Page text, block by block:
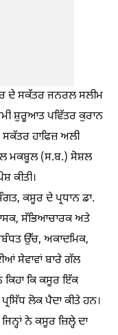
ਦੇ ਸਕੱਤਰ ਜਨਰਲ ਸਲੀਮ
ਸ਼ੁਰੂਆਤ ਪਵਿੱਤਰ ਕੁਰਾਨ
ਹਾਫਿਜ਼ ਅਲੀ
ਮਕਬੂਲ (ਸ.ਬ.) ਸੋਸ਼ਲ
ਕੀਤੀ।
ਕਸੂਰ ਦੇ ਪ੍ਰਧਾਨ ਡਾ.
ਸੱਭਿਆਚਾਰਕ ਅਤੇ
ਉੱਚ, ਅਕਾਦਮਿਕ,
ਸੇਵਾਵਾਂ ਬਾਰੇ ਗੱਲ
ਕਿ ਕਸੂਰ ਇੱਕ
ਲੋਕ ਪੈਦਾ ਕੀਤੇ ਹਨ।
ਨੇ ਕਸੂਰ ਜ਼ਿਲ੍ਹੇ ਦਾ